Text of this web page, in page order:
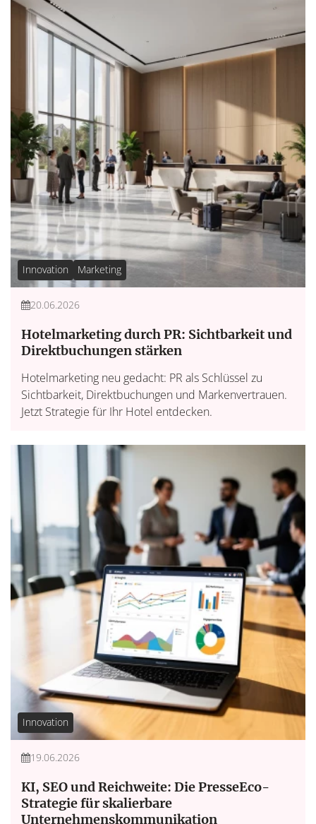
Innovation Marketing
20.06.2026
Hotelmarketing durch PR: Sichtbarkeit und
Direktbuchungen stärken
Hotelmarketing neu gedacht: PR als Schlüssel zu
Sichtbarkeit, Direktbuchungen und Markenvertrauen.
Jetzt Strategie für Ihr Hotel entdecken.
Innovation
19.06.2026
KI, SEO und Reichweite: Die PresseEco-
Strategie für skalierbare
Unternehmenskommunikation